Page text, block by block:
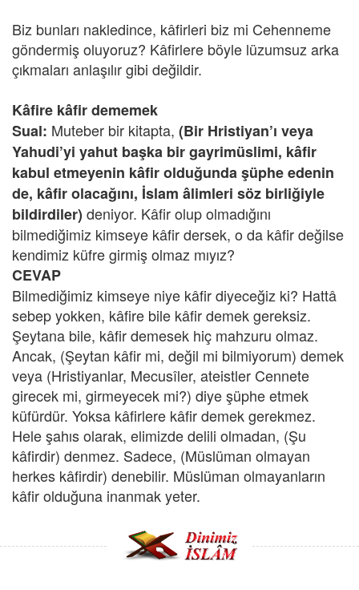
Biz bunları nakledince, kâfirleri biz mi Cehenneme
göndermiş oluyoruz? Kâfirlere böyle lüzumsuz arka
çıkmaları anlaşılır gibi değildir.
Kâfire kâfir dememek
Sual: Muteber bir kitapta, (Bir Hristiyan’ı veya
Yahudi’yi yahut başka bir gayrimüslimi, kâfir
kabul etmeyenin kâfir olduğunda şüphe edenin
de, kâfir olacağını, İslam âlimleri söz birliğiyle
bildirdiler) deniyor. Kâfir olup olmadığını
bilmediğimiz kimseye kâfir dersek, o da kâfir değilse
kendimiz küfre girmiş olmaz mıyız?
CEVAP
Bilmediğimiz kimseye niye kâfir diyeceğiz ki? Hattâ
sebep yokken, kâfire bile kâfir demek gereksiz.
Şeytana bile, kâfir demesek hiç mahzuru olmaz.
Ancak, (Şeytan kâfir mi, değil mi bilmiyorum) demek
veya (Hristiyanlar, Mecusîler, ateistler Cennete
girecek mi, girmeyecek mi?) diye şüphe etmek
küfürdür. Yoksa kâfirlere kâfir demek gerekmez.
Hele şahıs olarak, elimizde delili olmadan, (Şu
kâfirdir) denmez. Sadece, (Müslüman olmayan
herkes kâfirdir) denebilir. Müslüman olmayanların
kâfir olduğuna inanmak yeter.